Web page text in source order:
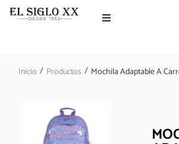
Inicio / Productos / Mochila Adaptable A